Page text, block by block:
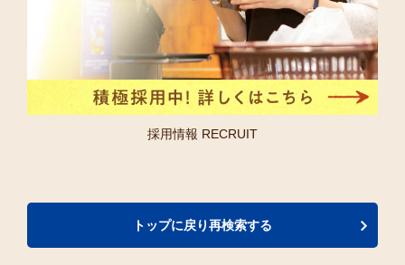
採用情報 RECRUIT
トップに戻り再検索する